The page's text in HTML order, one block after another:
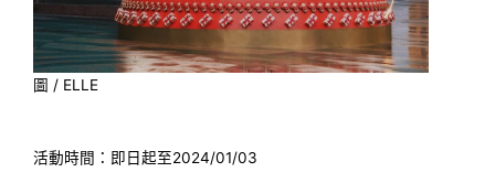
圖 / ELLE
活動時間：即日起至2024/01/03